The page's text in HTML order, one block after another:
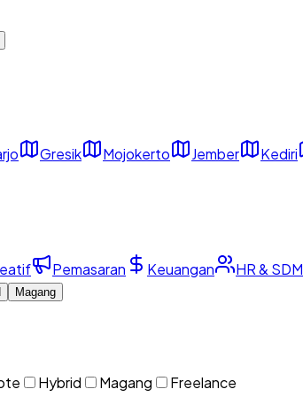
Gresik Mojokerto Jember Kediri
Pemasaran Keuangan HR & SDM
Magang
Hybrid Magang Freelance